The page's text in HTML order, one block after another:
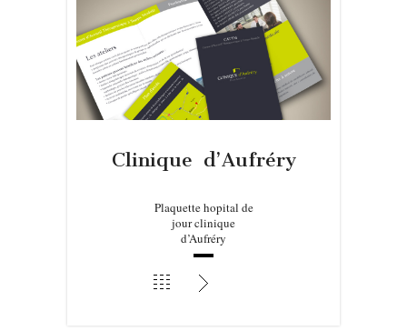
Clinique d’Aufréry
Plaquette hopital de
jour clinique
d’Aufréry